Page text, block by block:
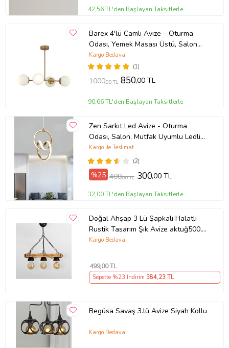
42,56 TL'den Başlayan Taksitlerle
Barex 4'lü Camlı Avize – Oturma
Odası, Yemek Masası Üstü, Salon
Uyumlu Avize (Eskitme Altın)
(1)
Kargo Bedava
1000,00 TL 850,00 TL
90,66 TL'den Başlayan Taksitlerle
Zen Sarkıt Led Avize - Oturma
Odası, Salon, Mutfak Uyumlu Ledli
Avize (Gold)
(2)
Kargo ile Teslimat
%25 400,00 TL 300,00 TL
32,00 TL'den Başlayan Taksitlerle
Doğal Ahşap 3 Lü Şapkalı Halatlı
Rustik Tasarım Şık Avize aktuğ500,
one size
Kargo Bedava
499,00 TL
Sepette %23 İndirim 384,23 TL
Begüsa Savaş 3.lü Avize Siyah Kollu
Kargo Bedava